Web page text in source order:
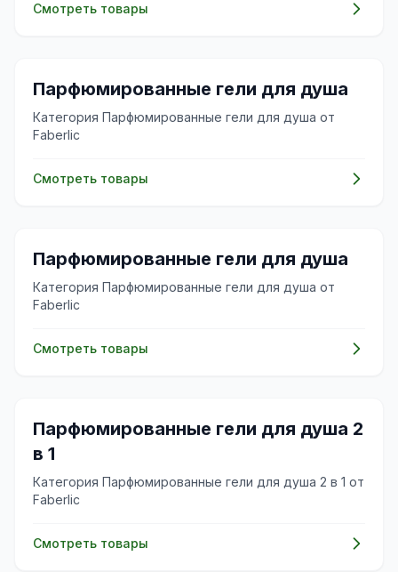
Смотреть товары
🌸
Парфюмированные гели для душа
Категория Парфюмированные гели для душа от
Faberlic
Смотреть товары
🌸
Парфюмированные гели для душа
Категория Парфюмированные гели для душа от
Faberlic
Смотреть товары
🌸
Парфюмированные гели для душа 2
в 1
Категория Парфюмированные гели для душа 2 в 1 от
Faberlic
Смотреть товары